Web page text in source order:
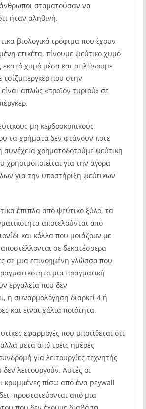
σταματούσαν να
ήταν αληθινή.
βιολογικά τρόφιμα που έχουν
ετικέτα, πίνουμε ψεύτικο χυμό
εκατό χυμό μέσα και απλώνουμε
τσίζμπεργκερ που στην
απλώς «προϊόν τυριού» σε
μη κερδοσκοπικούς
τα χρήματα δεν φτάνουν ποτέ
συνέχεια χρηματοδοτούμε ψεύτικη
χρησιμοποιείται για την αγορά
για την υποστήριξη ψεύτικων
έπιπλα από ψεύτικο ξύλο, τα
αποτελούνται από
και κόλλα που μοιάζουν με
σε δεκατέσσερα
σε μια επινοημένη γλώσσα που
μια πραγματική
εργαλεία που δεν
η συναρμολόγηση διαρκεί 4 ή
και είναι χάλια ποιότητα.
εφαρμογές που υποτίθεται ότι
μετά από τρεις ημέρες
για λειτουργίες τεχνητής
λειτουργούν. Αυτές οι
κρυμμένες πίσω από ένα paywall
προστατεύονται από μια